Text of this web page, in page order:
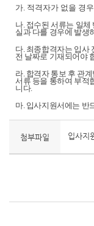
가. 적격자가 없을 경
나. 접수된 서류는 일체
실과 다를 경우에 발생
다. 최종합격자는 입사
전 날짜로 기재되어야
라. 합격자 통보 후 관
서류 등을 통하여 부적
니다.
마. 입사지원서에는 반
첨부파일 입사지